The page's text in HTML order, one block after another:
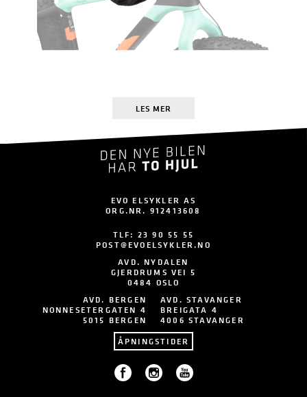
LES MER
EVO ELSYKLER AS
ORG.NR. 912413608
TLF: 23 90 55 55
POST@EVOELSYKLER.NO
AVD. NYDALEN
GJERDRUMS VEI 5
0484 OSLO
AVD. BERGEN
NONNESETERGATEN 4
5015 BERGEN
AVD. STAVANGER
BREIGATA 4
4006 STAVANGER
ÅPNINGSTIDER